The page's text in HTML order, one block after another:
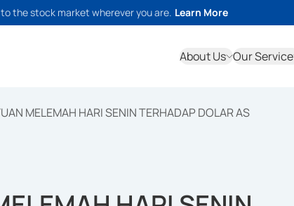
the stock market wherever you are. Learn More
About Us Our Service
MELEMAH HARI SENIN TERHADAP DOLAR AS